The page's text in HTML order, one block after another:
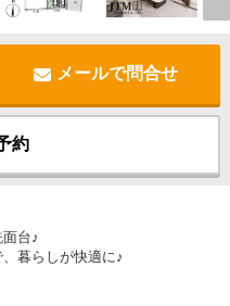
メールで問合せ
約
台♪
暮らしが快適に♪